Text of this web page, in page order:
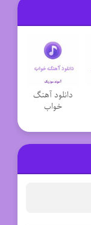
دانلود آهنگ
خواب